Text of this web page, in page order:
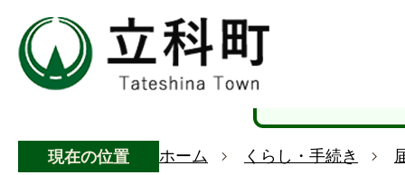
現在の位置 ホーム くらし・手続き